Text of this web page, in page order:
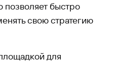
позволяет быстро
свою стратегию
для